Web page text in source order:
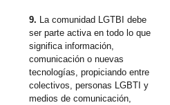
9. La comunidad LGTBI debe
ser parte activa en todo lo que
significa información,
comunicación o nuevas
tecnologías, propiciando entre
colectivos, personas LGBTI y
medios de comunicación,